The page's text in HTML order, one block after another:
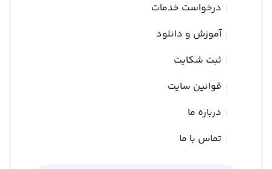
درخواست خدمات
آموزش و دانلود
ثبت شکایت
قوانین سایت
درباره ما
تماس با ما